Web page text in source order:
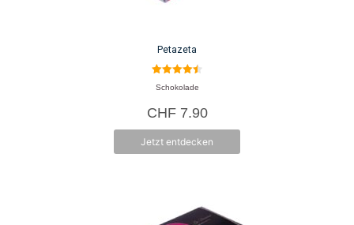
zum Thema und taucht so in die spannende Macher-Szene «Bean-to-Bar»
Kakaobauern und Kakaobäuerinnen und kann so die Qualität und Fairness
auf der ganzen Prozesslinie sicher stellen. Heute produziert das Taucherli
Petazeta
4.50
von 5
Schokolade
CHF7.90
Jetzt entdecken